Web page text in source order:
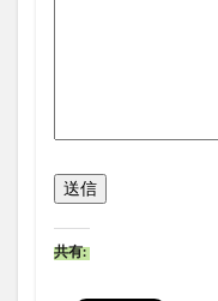
共有: